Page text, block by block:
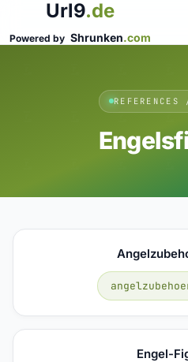
Url9.de
Powered by Shrunken.com
REFERENCES
Engel-